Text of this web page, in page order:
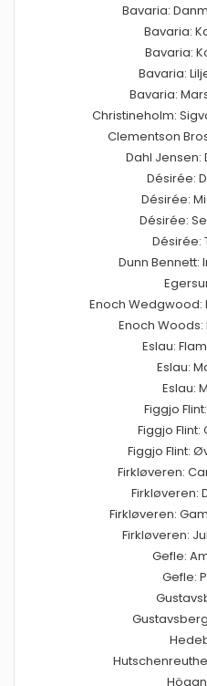
Bavaria:
Bavaria:
Bavaria:
Bavaria:
Bavaria:
Christineholm:
Clementson
Dahl Jensen:
Désirée:
Désirée:
Désirée:
Désirée:
Dunn Bennett:
Enoch
Enoch
Eslau:
Eslau:
Eslau:
Figgjo
Figgjo
Figgjo Flint:
Firkløveren:
Firkløveren:
Firkløveren:
Firkløveren:
Gefle:
Gefle: